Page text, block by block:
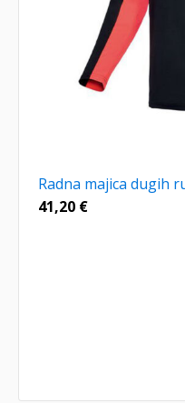
Radna majica dugih
41,20 €